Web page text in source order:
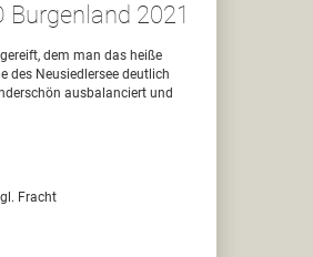
Burgenland 2021
dem man das heiße
des Neusiedlersee deutlich
ausbalanciert und
Fracht